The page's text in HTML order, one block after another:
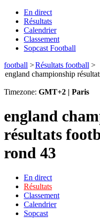
En direct
Résultats
Calendrier
Classement
Sopcast Football
football >Résultats football >
england championship
Timezone: GMT+2 | Paris
england
résultats
rond 43
En direct
Résultats
Classement
Calendrier
Sopcast